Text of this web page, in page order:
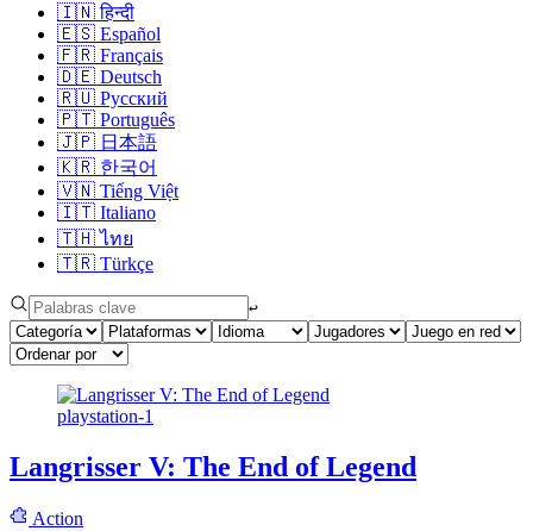
🇮🇳 हिन्दी
🇪🇸 Español
🇫🇷 Français
🇩🇪 Deutsch
🇷🇺 Русский
🇵🇹 Português
🇯🇵 日本語
🇰🇷 한국어
🇻🇳 Tiếng Việt
🇮🇹 Italiano
🇹🇭 ไทย
🇹🇷 Türkçe
↩︎
playstation-1
Langrisser V: The End of Legend
Action